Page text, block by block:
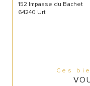
152 Impasse du Bachet
64240 Urt
Ces